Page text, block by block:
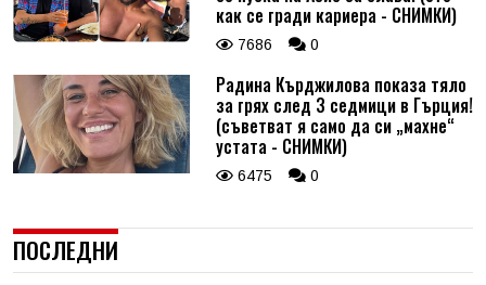
как се гради кариера - СНИМКИ)
7686 0
Радина Кърджилова показа тяло
за грях след 3 седмици в Гърция!
(съветват я само да си „махне“
устата - СНИМКИ)
6475 0
ПОСЛЕДНИ